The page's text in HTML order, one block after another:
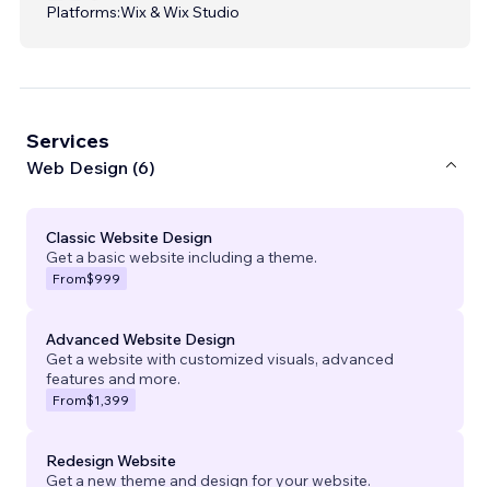
Platforms:Wix & Wix Studio
Services
Web Design (6)
Classic Website Design
Get a basic website including a theme.
From$999
Advanced Website Design
Get a website with customized visuals, advanced
features and more.
From$1,399
Redesign Website
Get a new theme and design for your website.